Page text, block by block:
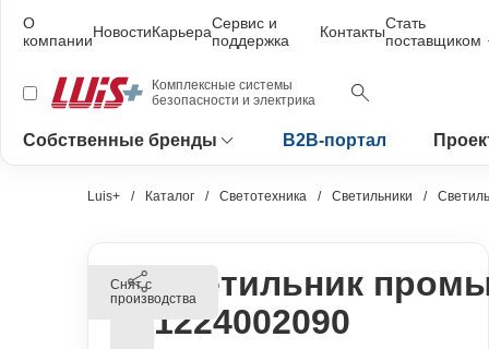
О
компанииНовостиКарьераСервис и
поддержка
КонтактыСтать
поставщиком
Комплексные системы
безопасности и электрика
Собственные бренды B2B-портал
Luis+ Каталог Светотехника Светильники
Снят с
производстваСветильник
1224002090